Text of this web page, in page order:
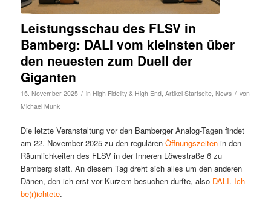
Leistungsschau des FLSV in
Bamberg: DALI vom kleinsten über
den neuesten zum Duell der
Giganten
15. November 2025 / in High Fidelity & High End, Artikel Startseite, News / von
Michael Munk
Die letzte Veranstaltung vor den Bamberger Analog-Tagen findet
am 22. November 2025 zu den regulären Öffnungszeitenin den
Räumlichkeiten des FLSV in der Inneren Löwestraße 6 zu
Bamberg statt. An diesem Tag dreht sich alles um den anderen
Dänen, den ich erst vor Kurzem besuchen durfte, also DALI. Ich
be(r)ichtete.